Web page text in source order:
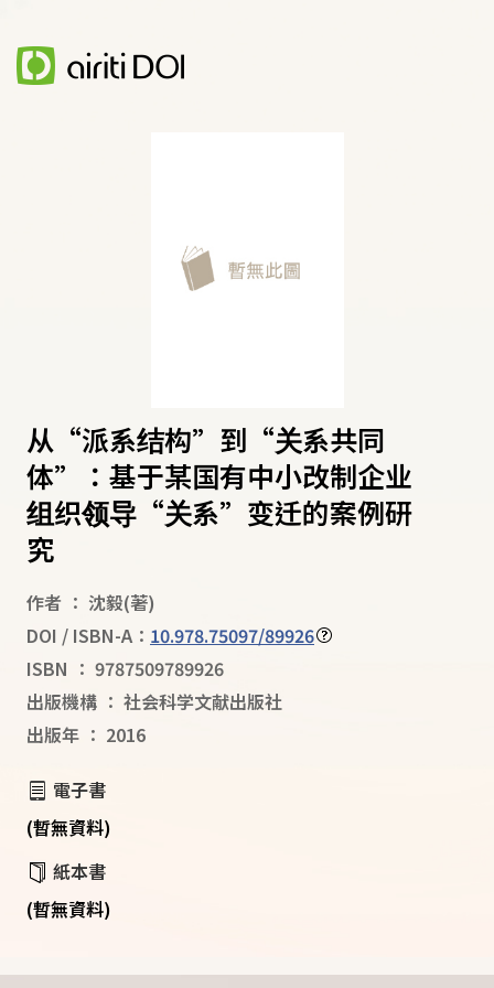
从“派系结构”到“关系共同
体”：基于某国有中小改制企业
组织领导“关系”变迁的案例研
究
作者 ： 沈毅(著)
DOI / ISBN-A： 10.978.75097/89926
ISBN ： 9787509789926
出版機構 ： 社会科学文献出版社
出版年 ： 2016
電子書
(暫無資料)
紙本書
(暫無資料)